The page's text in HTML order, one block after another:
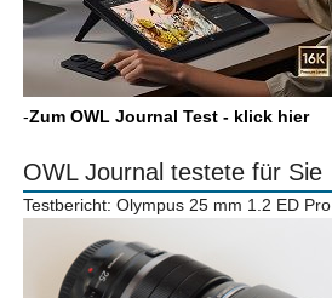
-Zum OWL Journal Test - klick hier
OWL Journal testete für Sie
Testbericht: Olympus 25 mm 1.2 ED Pro